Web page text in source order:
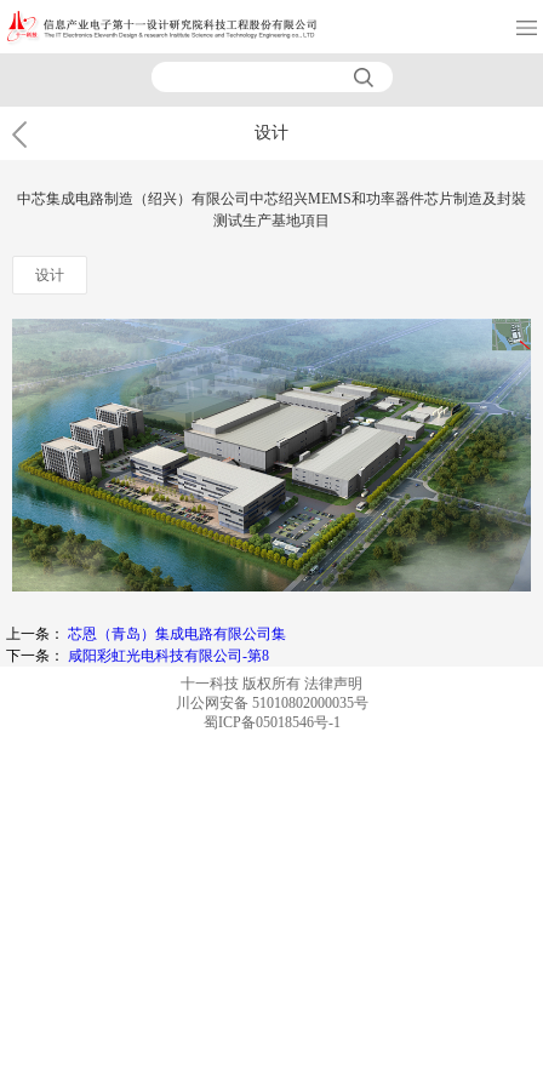
设计
中芯集成电路制造（绍兴）有限公司中芯绍兴MEMS和功率器件芯片制造及封裝
测试生产基地項目
设计
上一条： 芯恩（青岛）集成电路有限公司集
下一条： 咸阳彩虹光电科技有限公司-第8
十一科技 版权所有 法律声明
川公网安备 51010802000035号
蜀ICP备05018546号-1